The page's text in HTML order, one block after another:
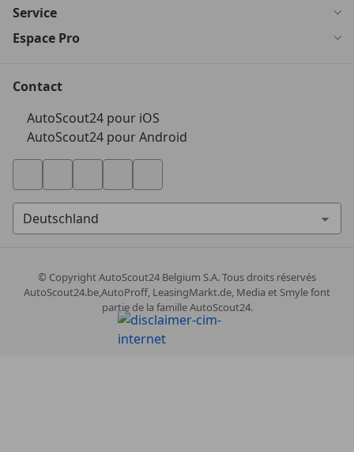
Service
Espace Pro
Contact
AutoScout24 pour iOS
AutoScout24 pour Android
© CopyrightAutoScout24 Belgium S.A. Tous droits réservés
AutoScout24.be,AutoProff, LeasingMarkt.de, Media et Smyle font
partie de la famille AutoScout24.